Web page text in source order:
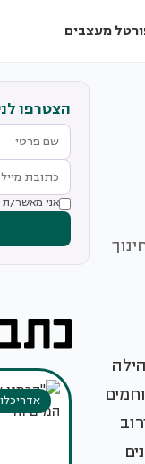
מעצבים
הצטרפו
אני מאשר/